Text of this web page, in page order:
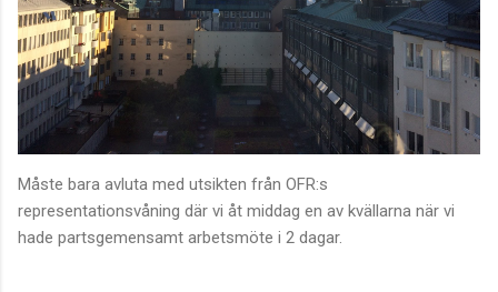
Måste bara avluta med utsikten från OFR:s
representationsvåning där vi åt middag en av kvällarna när vi
hade partsgemensamt arbetsmöte i 2 dagar.